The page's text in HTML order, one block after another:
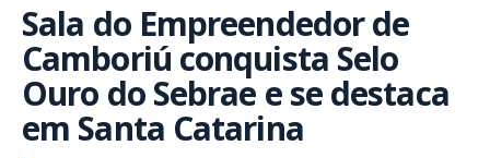
Sala do Empreendedor de
Camboriú conquista Selo
Ouro do Sebrae e se destaca
em Santa Catarina